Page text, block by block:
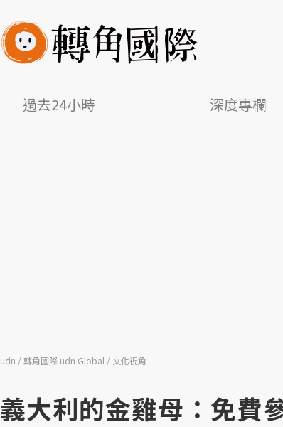
過去24小時 深度專欄
udn 轉角國際 udn Global 文化視角
義大利的金雞母：免費